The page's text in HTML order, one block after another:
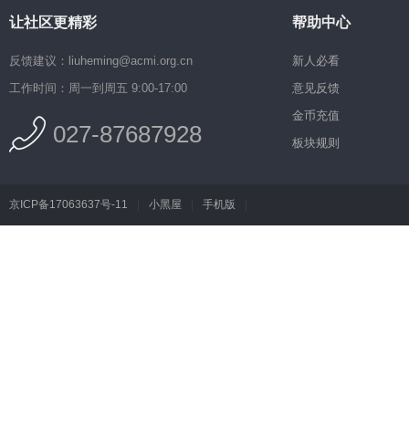
让社区更精彩
反馈建议：liuheming@acmi.org.cn
工作时间：周一到周五 9:00-17:00
027-87687928
帮助中心
新人必看
意见反馈
金币充值
板块规则
京ICP备17063637号-11 小黑屋 手机版